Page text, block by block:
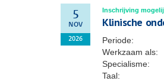
5
NOV
2026
Inschrijving
Klinische
Periode:
Werkzaam als:
Specialisme:
Taal: